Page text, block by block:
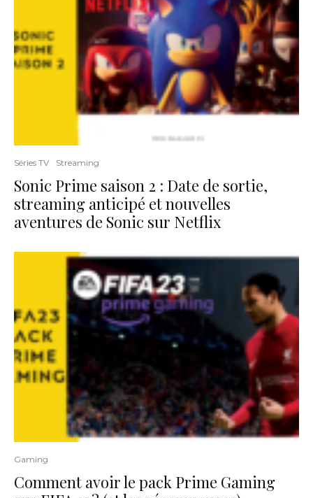
Séries TV Streaming
Sonic Prime saison 2 : Date de sortie,
streaming anticipé et nouvelles
aventures de Sonic sur Netflix
Gaming
Comment avoir le pack Prime Gaming